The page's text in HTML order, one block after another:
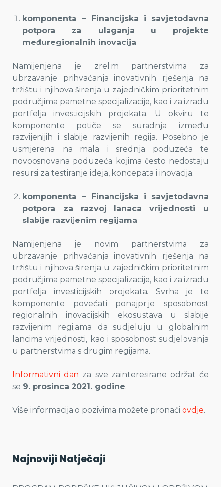
komponenta – Financijska i savjetodavna
potpora za ulaganja u projekte
međuregionalnih inovacija
Namijenjena je zrelim partnerstvima za
ubrzavanje prihvaćanja inovativnih rješenja na
tržištu i njihova širenja u zajedničkim prioritetnim
područjima pametne specijalizacije, kao i za izradu
portfelja investicijskih projekata. U okviru te
komponente potiče se suradnja između
razvijenijih i slabije razvijenih regija. Posebno je
usmjerena na mala i srednja poduzeća te
novoosnovana poduzeća kojima često nedostaju
resursi za testiranje ideja, koncepata i inovacija.
komponenta – Financijska i savjetodavna
potpora za razvoj lanaca vrijednosti u
slabije razvijenim regijama
Namijenjena je novim partnerstvima za
ubrzavanje prihvaćanja inovativnih rješenja na
tržištu i njihova širenja u zajedničkim prioritetnim
područjima pametne specijalizacije, kao i za izradu
portfelja investicijskih projekata. Svrha je te
komponente povećati ponajprije sposobnost
regionalnih inovacijskih ekosustava u slabije
razvijenim regijama da sudjeluju u globalnim
lancima vrijednosti, kao i sposobnost sudjelovanja
u partnerstvima s drugim regijama.
Informativni dan za sve zainteresirane održat će
se 9. prosinca 2021. godine.
Više informacija o pozivima možete pronaći ovdje.
Najnoviji Natječaji